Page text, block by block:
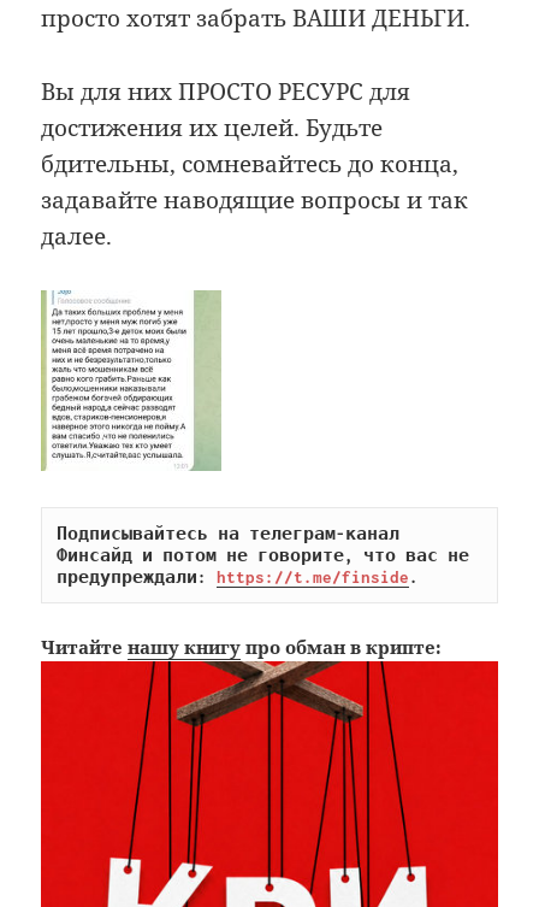
просто хотят забрать ВАШИ ДЕНЬГИ.
Вы для них ПРОСТО РЕСУРС для
достижения их целей. Будьте
бдительны, сомневайтесь до конца,
задавайте наводящие вопросы и так
далее.
Подписывайтесь на телеграм-канал
Финсайд и потом не говорите, что вас не
предупреждали: https://t.me/finside.
Читайтенашу книгу про обман в крипте: